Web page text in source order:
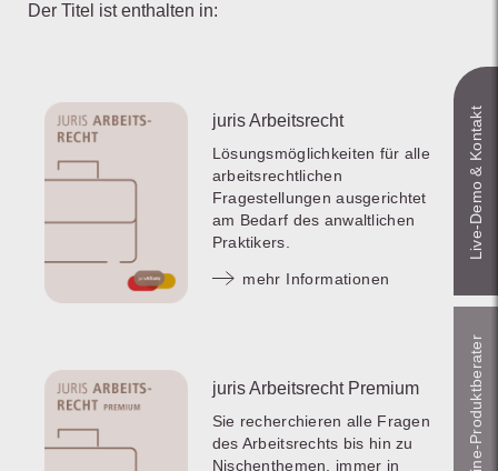
Der Titel ist enthalten in:
juris Arbeitsrecht
Lösungsmöglichkeiten für alle
arbeitsrechtlichen
Fragestellungen ausgerichtet
am Bedarf des anwaltlichen
Praktikers.
mehr Informationen
juris Arbeitsrecht Premium
Sie recherchieren alle Fragen
des Arbeitsrechts bis hin zu
Nischenthemen, immer in
Live‑Demo & Kontakt
Online-Produkt­berater